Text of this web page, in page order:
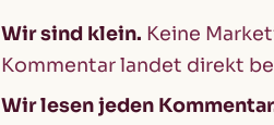
Wir sind klein. Keine
Kommentar landet direkt
Wir lesen jeden